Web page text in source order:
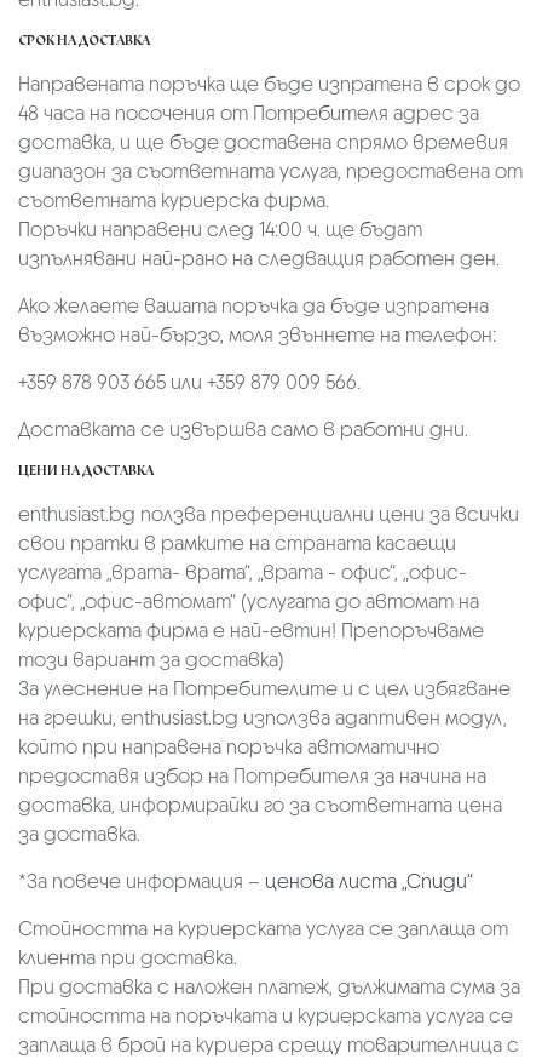
СРОК НА ДОСТАВКА
Направената поръчка ще бъде изпратена в срок до
48 часа на посочения от Потребителя адрес за
доставка, и ще бъде доставена спрямо времевия
диапазон за съответната услуга, предоставена от
съответната куриерска фирма.
Поръчки направени след 14:00 ч. ще бъдат
изпълнявани най-рано на следващия работен ден.
Ако желаете вашата поръчка да бъде изпратена
възможно най-бързо, моля звъннете на телефон:
+359 878 903 665 или +359 879 009 566.
Доставката се извършва само в работни дни.
ЦЕНИ НА ДОСТАВКА
enthusiast.bg ползва преференциални цени за всички
свои пратки в рамките на страната касаещи
услугата „врата- врата“, „врата - офис“, „oфис-
офис“, „офис-автомат“ (услугата до автомат на
куриерската фирма е най-евтин! Препоръчваме
този вариант за доставка)
За улеснение на Потребителите и с цел избягване
на грешки, enthusiast.bg използва адаптивен модул,
който при направена поръчка автоматично
предоставя избор на Потребителя за начина на
доставка, информирайки го за съответната цена
за доставка.
*За повече информация – ценова листа „Спиди“
Стойността на куриерската услуга се заплаща от
клиента при доставка.
При доставка с наложен платеж, дължимата сума за
стойността на поръчката и куриерската услуга се
заплаща в брой на куриера срещу товарителница с